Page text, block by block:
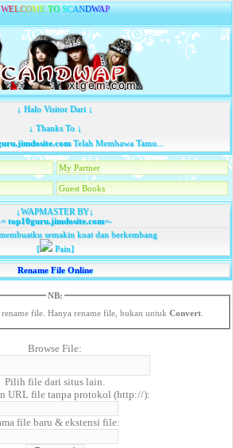
WELCOME TO SCANDWAP
↓ Halo Visitor Dari ↓
↓ Thanks To ↓
Telah Membawa Tamu...
My Partner
Guest Books
↓WAPMASTER BY↓
top10guru.jimdosite.com=-
semakin kuat dan berkembang
[
Pain]
Rename File Online
NB:
file. Hanya rename file, bukan untuk Convert.
Browse File:
Pilih file dari situs lain.
URL file tanpa protokol (http://):
file baru & ekstensi file: